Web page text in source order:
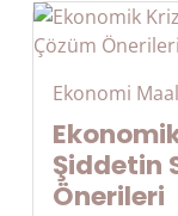
Ekonomi
Şiddetin
Önerileri